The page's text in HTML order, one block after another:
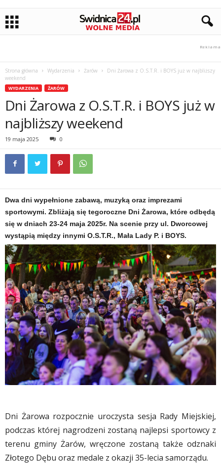
Strona główna Wydarzenia Żarów
Dni Żarowa z O.S.T.R. i BOYS już w najbliższy
weekend
WYDARZENIA ŻARÓW
Dni Żarowa z O.S.T.R. i BOYS już w
najbliższy weekend
19 maja 2025 0
Dwa dni wypełnione zabawą, muzyką oraz imprezami
sportowymi. Zbliżają się tegoroczne Dni Żarowa, które odbędą
się w dniach 23-24 maja 2025r. Na scenie przy ul. Dworcowej
wystąpią między innymi O.S.T.R., Mała Lady P. i BOYS.
Dni Żarowa rozpocznie uroczysta sesja Rady Miejskiej,
podczas której nagrodzeni zostaną najlepsi sportowcy z
terenu gminy Żarów, wręczone zostaną także odznaki
Złotego Dębu oraz medale z okazji 35-lecia samorządu.